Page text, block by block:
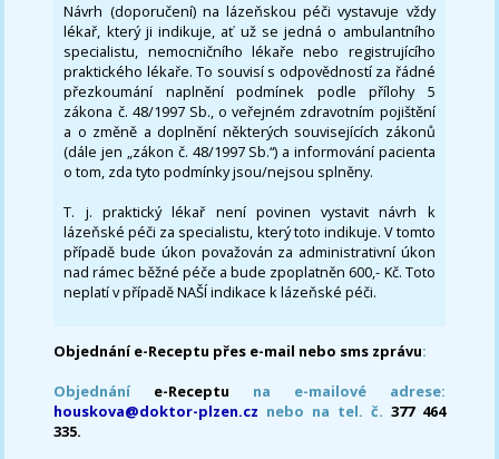
Návrh (doporučení) na lázeňskou péči vystavuje vždy
lékař, který ji indikuje, ať už se jedná o ambulantního
specialistu, nemocničního lékaře nebo registrujícího
praktického lékaře. To souvisí s odpovědností za řádné
přezkoumání naplnění podmínek podle přílohy 5
zákona č. 48/1997 Sb., o veřejném zdravotním pojištění
a o změně a doplnění některých souvisejících zákonů
(dále jen „zákon č. 48/1997 Sb.“) a informování pacienta
o tom, zda tyto podmínky jsou/nejsou splněny.
T. j. praktický lékař není povinen vystavit návrh k
lázeňské péči za specialistu, který toto indikuje. V tomto
případě bude úkon považován za administrativní úkon
nad rámec běžné péče a bude zpoplatněn 600,- Kč. Toto
neplatí v případě NAŠÍ indikace k lázeňské péči.
Objednání e-Receptu přes e-mail nebo sms zprávu:
Objednání e-Receptu na e-mailové adrese:
houskova@doktor-plzen.cz nebo na tel. č. 377 464
335.